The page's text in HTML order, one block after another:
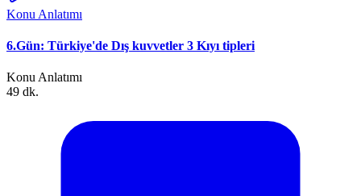
Konu Anlatımı
6.Gün: Türkiye'de Dış kuvvetler 3 Kıyı tipleri
Konu Anlatımı
49 dk.